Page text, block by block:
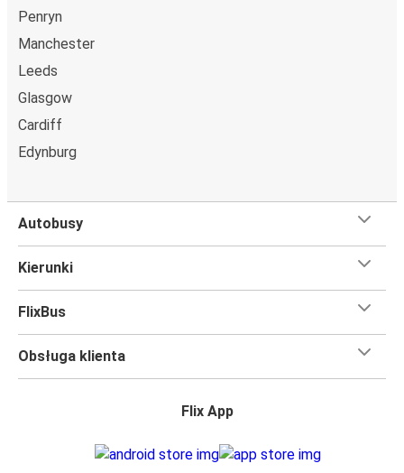
Penryn
Manchester
Leeds
Glasgow
Cardiff
Edynburg
Autobusy
Kierunki
FlixBus
Obsługa klienta
Flix App